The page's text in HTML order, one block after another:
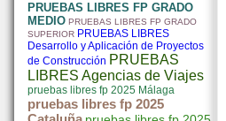
PRUEBAS LIBRES FP GRADO
MEDIO PRUEBAS LIBRES FP GRADO
SUPERIOR PRUEBAS LIBRES
Desarrollo y Aplicación de Proyectos
de Construcción PRUEBAS
LIBRES Agencias de Viajes
pruebas libres fp 2025 Málaga
pruebas libres fp 2025